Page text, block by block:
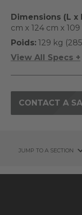
Dimensions (L x
cm x 124 cm x
Poids:129 kg
View All Specs +
CONTACT A
JUMP TO A SECTION